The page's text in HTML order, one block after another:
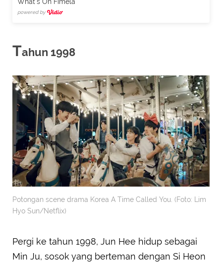
What's On Fimela
powered by
Tahun 1998
Potongan scene drama Korea A Time Called You. (Foto: Lim
Hyo Sun/Netflix)
Pergi ke tahun 1998, Jun Hee hidup sebagai
Min Ju, sosok yang berteman dengan Si Heon